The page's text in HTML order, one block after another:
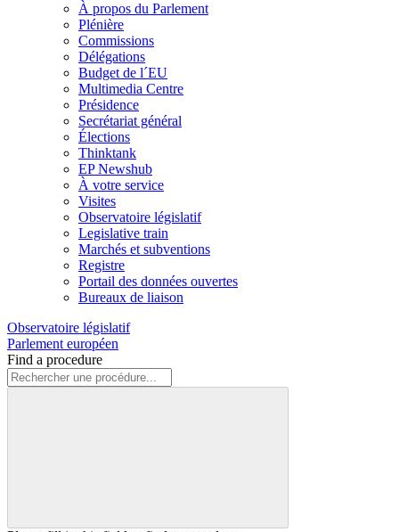
À propos du Parlement
Plénière
Commissions
Délégations
Budget de l´EU
Multimedia Centre
Présidence
Secrétariat général
Élections
Thinktank
EP Newshub
À votre service
Visites
Observatoire législatif
Legislative train
Marchés et subventions
Registre
Portail des données ouvertes
Bureaux de liaison
Observatoire législatif
Parlement européen
Find a procedure